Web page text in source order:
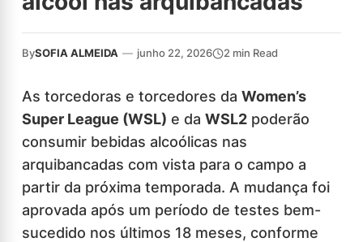
BySOFIA ALMEIDA — junho 22, 2026 2 min Read
As torcedoras e torcedores da Women’s
Super League (WSL) e da WSL2 poderão
consumir bebidas alcoólicas nas
arquibancadas com vista para o campo a
partir da próxima temporada. A mudança foi
aprovada após um período de testes bem-
sucedido nos últimos 18 meses, conforme